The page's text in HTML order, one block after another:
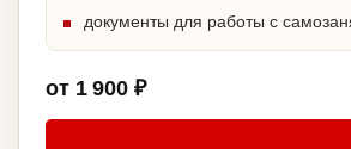
документы для работы с
от 1 900 ₽